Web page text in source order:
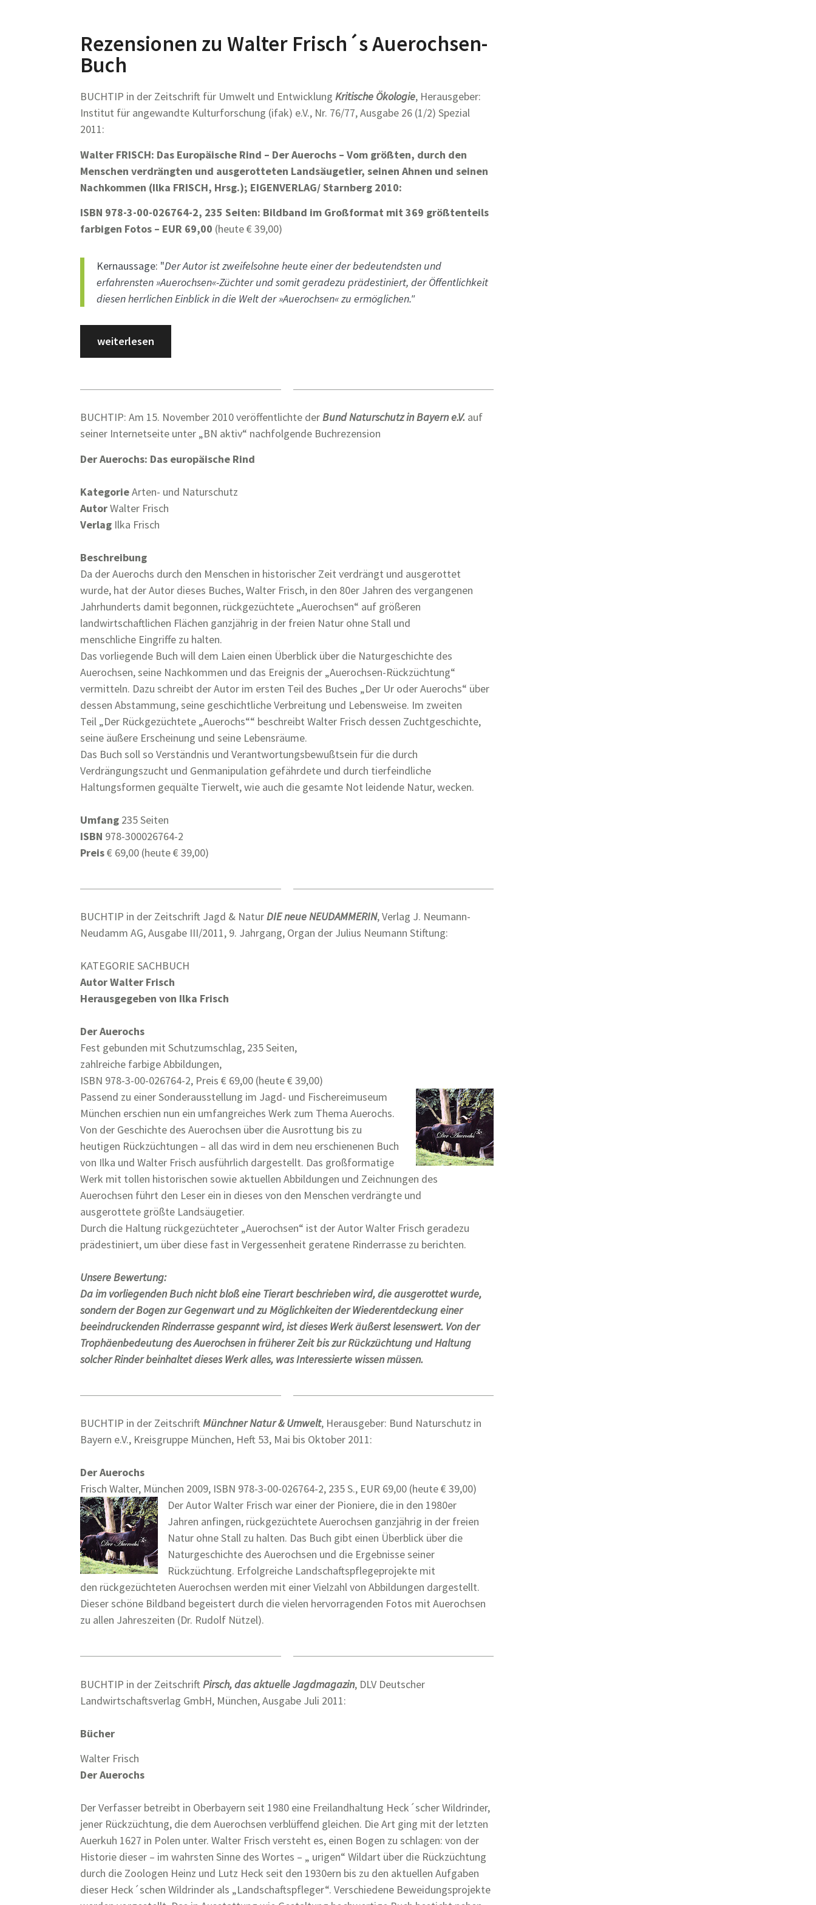
Rezensionen zu Walter Frisch´s Auerochsen-
Buch
BUCHTIP in der Zeitschrift für Umwelt und Entwicklung Kritische Ökologie, Herausgeber:
Institut für angewandte Kulturforschung (ifak) e.V., Nr. 76/77, Ausgabe 26 (1/2) Spezial
2011:
Walter FRISCH: Das Europäische Rind – Der Auerochs – Vom größten, durch den
Menschen verdrängten und ausgerotteten Landsäugetier, seinen Ahnen und seinen
Nachkommen (Ilka FRISCH, Hrsg.); EIGENVERLAG/ Starnberg 2010:
ISBN 978-3-00-026764-2, 235 Seiten: Bildband im Großformat mit 369 größtenteils
farbigen Fotos – EUR 69,00 (heute € 39,00)
Kernaussage: "Der Autor ist zweifelsohne heute einer der bedeutendsten und
erfahrensten »Auerochsen«-Züchter und somit geradezu prädestiniert, der Öffentlichkeit
diesen herrlichen Einblick in die Welt der »Auerochsen« zu ermöglichen."
weiterlesen
BUCHTIP: Am 15. November 2010 veröffentlichte derBund Naturschutz in Bayern e.V. auf
seiner Internetseite unter „BN aktiv“ nachfolgende Buchrezension
Der Auerochs: Das europäische Rind
KategorieArten- und Naturschutz
AutorWalter Frisch
Verlag Ilka Frisch
Beschreibung
Da der Auerochs durch den Menschen in historischer Zeit verdrängt und ausgerottet
wurde, hat der Autor dieses Buches, Walter Frisch, in den 80er Jahren des vergangenen
Jahrhunderts damit begonnen, rückgezüchtete „Auerochsen“ auf größeren
landwirtschaftlichen Flächen ganzjährig in der freien Natur ohne Stall und
menschliche Eingriffe zu halten.
Das vorliegende Buch will dem Laien einen Überblick über die Naturgeschichte des
Auerochsen, seine Nachkommen und das Ereignis der „Auerochsen-Rückzüchtung“
vermitteln. Dazu schreibt der Autor im ersten Teil des Buches „Der Ur oder Auerochs“ über
dessen Abstammung, seine geschichtliche Verbreitung und Lebensweise. Im zweiten
Teil „Der Rückgezüchtete „Auerochs““ beschreibt Walter Frisch dessen Zuchtgeschichte,
seine äußere Erscheinung und seine Lebensräume.
Das Buch soll so Verständnis und Verantwortungsbewußtsein für die durch
Verdrängungszucht und Genmanipulation gefährdete und durch tierfeindliche
Haltungsformen gequälte Tierwelt, wie auch die gesamte Not leidende Natur, wecken.
Umfang 235 Seiten
ISBN 978-300026764-2
Preis€ 69,00 (heute € 39,00)
BUCHTIP in der Zeitschrift Jagd & NaturDIE neue NEUDAMMERIN, Verlag J. Neumann-
Neudamm AG, Ausgabe III/2011, 9. Jahrgang, Organ der Julius Neumann Stiftung:
KATEGORIE SACHBUCH
Autor Walter Frisch
Herausgegeben von Ilka Frisch
Der Auerochs
Fest gebunden mit Schutzumschlag, 235 Seiten,
zahlreiche farbige Abbildungen,
ISBN 978-3-00-026764-2, Preis € 69,00 (heute € 39,00)
Passend zu einer Sonderausstellung im Jagd- und Fischereimuseum
München erschien nun ein umfangreiches Werk zum Thema Auerochs.
Von der Geschichte des Auerochsen über die Ausrottung bis zu
heutigen Rückzüchtungen – all das wird in dem neu erschienenen Buch
von Ilka und Walter Frisch ausführlich dargestellt. Das großformatige
Werk mit tollen historischen sowie aktuellen Abbildungen und Zeichnungen des
Auerochsen führt den Leser ein in dieses von den Menschen verdrängte und
ausgerottete größte Landsäugetier.
Durch die Haltung rückgezüchteter „Auerochsen“ ist der Autor Walter Frisch geradezu
prädestiniert, um über diese fast in Vergessenheit geratene Rinderrasse zu berichten.
Unsere Bewertung:
Da im vorliegenden Buch nicht bloß eine Tierart beschrieben wird, die ausgerottet wurde,
sondern der Bogen zur Gegenwart und zu Möglichkeiten der Wiederentdeckung einer
beeindruckenden Rinderrasse gespannt wird, ist dieses Werk äußerst lesenswert. Von der
Trophäenbedeutung des Auerochsen in früherer Zeit bis zur Rückzüchtung und Haltung
solcher Rinder beinhaltet dieses Werk alles, was Interessierte wissen müssen.
BUCHTIP in der ZeitschriftMünchner Natur & Umwelt, Herausgeber: Bund Naturschutz in
Bayern e.V., Kreisgruppe München, Heft 53, Mai bis Oktober 2011:
Der Auerochs
Frisch Walter, München 2009, ISBN 978-3-00-026764-2, 235 S., EUR 69,00 (heute € 39,00)
Der Autor Walter Frisch war einer der Pioniere, die in den 1980er
Jahren anfingen, rückgezüchtete Auerochsen ganzjährig in der freien
Natur ohne Stall zu halten. Das Buch gibt einen Überblick über die
Naturgeschichte des Auerochsen und die Ergebnisse seiner
Rückzüchtung. Erfolgreiche Landschaftspflegeprojekte mit
den rückgezüchteten Auerochsen werden mit einer Vielzahl von Abbildungen dargestellt.
Dieser schöne Bildband begeistert durch die vielen hervorragenden Fotos mit Auerochsen
zu allen Jahreszeiten (Dr. Rudolf Nützel).
BUCHTIP in der ZeitschriftPirsch, das aktuelle Jagdmagazin, DLV Deutscher
Landwirtschaftsverlag GmbH, München, Ausgabe Juli 2011:
Bücher
Walter Frisch
Der Auerochs
Der Verfasser betreibt in Oberbayern seit 1980 eine Freilandhaltung Heck´scher Wildrinder,
jener Rückzüchtung, die dem Auerochsen verblüffend gleichen. Die Art ging mit der letzten
Auerkuh 1627 in Polen unter. Walter Frisch versteht es, einen Bogen zu schlagen: von der
Historie dieser – im wahrsten Sinne des Wortes – „ urigen“ Wildart über die Rückzüchtung
durch die Zoologen Heinz und Lutz Heck seit den 1930ern bis zu den aktuellen Aufgaben
dieser Heck´schen Wildrinder als „Landschaftspfleger“. Verschiedene Beweidungsprojekte